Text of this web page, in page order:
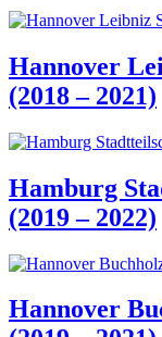
Hannover
(2018 – 2021)
Hamburg
(2019 – 2022)
Hannover